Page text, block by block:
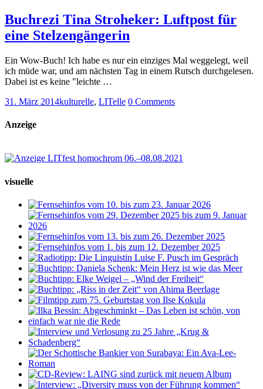
Buchrezi Tina Stroheker: Luftpost für
eine Stelzengängerin
Ein Wow-Buch! Ich habe es nur ein einziges Mal weggelegt, weil
ich müde war, und am nächsten Tag in einem Rutsch durchgelesen.
Dabei ist es keine "leichte …
31. März 2014kulturelle, LITelle 0 Comments
Anzeige
visuelle